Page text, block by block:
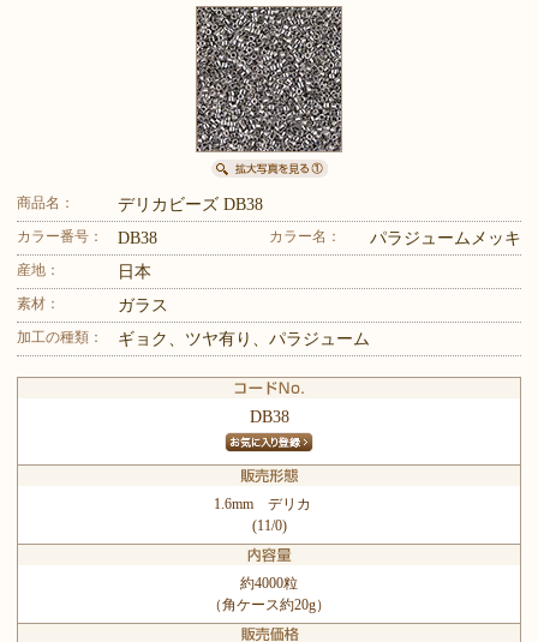
商品名： デリカビーズ DB38
カラー番号： DB38 カラー名： パラジュームメッキ
産地： 日本
素材： ガラス
加工の種類： ギョク、ツヤ有り、パラジューム
DB38
1.6mm デリカ
(11/0)
約4000粒
（角ケース約20g）